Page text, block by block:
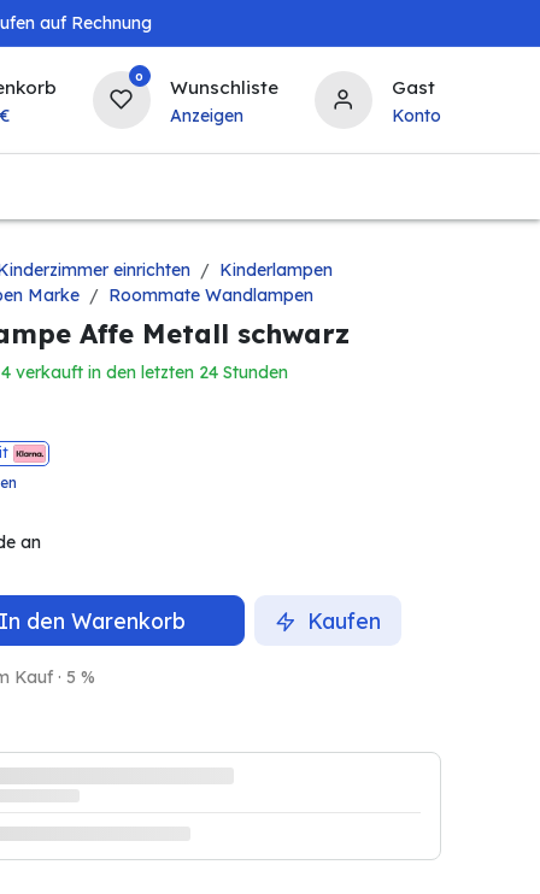
auf Rechnung
0 Wunschliste
Anzeigen
Gast
Konto
einrichten
Kinderlampen
Marke
Roommate Wandlampen
Affe Metall schwarz
verkauft in den letzten 24 Stunden
an
den Warenkorb Kaufen
Kauf · 5 %